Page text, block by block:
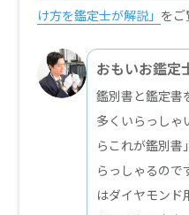
け方を鑑定士が解説 」 をご
おもいお鑑定
鑑別書と鑑定書
多くいらっしゃ
らこれが鑑別書
らっしゃるので
はダイヤモンド